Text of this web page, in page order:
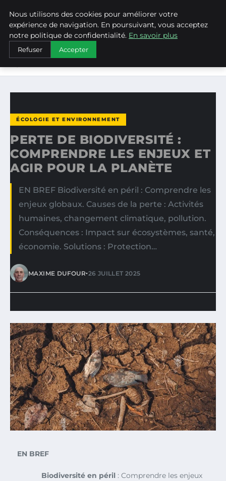
WEARECLIMATECONTROL
ACCUEIL
ÉCOLOGIE ET ENVIRONNEMENT
PERTE DE BIODIVERSITÉ : COMPRENDRE LES ENJEUX ET
ÉCOLOGIE ET ENVIRONNEMENT
PERTE DE BIODIVERSITÉ :
COMPRENDRE LES ENJEUX ET
AGIR POUR LA PLANÈTE
EN BREF Biodiversité en péril : Comprendre les
enjeux globaux. Causes de la perte : Activités
humaines, changement climatique, pollution.
Conséquences : Impact sur écosystèmes, santé,
économie. Solutions : Protection…
MAXIME DUFOUR•26 JUILLET 2025
EN BREF
Biodiversité en péril : Comprendre les enjeux
Nous utilisons des cookies pour améliorer votre
expérience de navigation. En poursuivant, vous acceptez
notre politique de confidentialité. En savoir plus
Refuser Accepter